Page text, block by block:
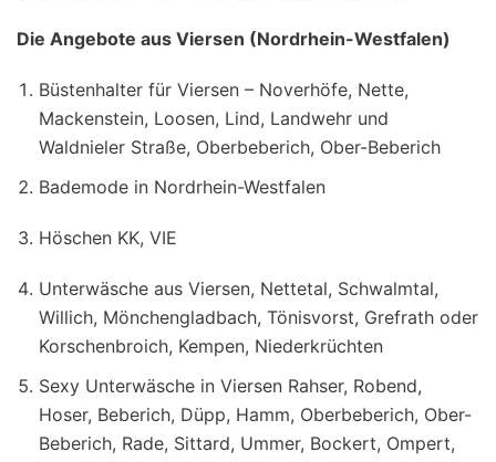
Die Angebote aus Viersen (Nordrhein-Westfalen)
Büstenhalter für Viersen – Noverhöfe, Nette,
Mackenstein, Loosen, Lind, Landwehr und
Waldnieler Straße, Oberbeberich, Ober-Beberich
Bademode in Nordrhein-Westfalen
Höschen KK, VIE
Unterwäsche aus Viersen, Nettetal, Schwalmtal,
Willich, Mönchengladbach, Tönisvorst, Grefrath oder
Korschenbroich, Kempen, Niederkrüchten
Sexy Unterwäsche in Viersen Rahser, Robend,
Hoser, Beberich, Düpp, Hamm, Oberbeberich, Ober-
Beberich, Rade, Sittard, Ummer, Bockert, Ompert,